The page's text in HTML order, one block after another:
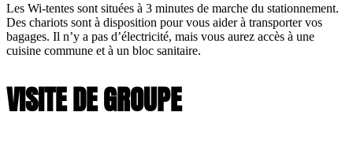
Les Wi-tentes sont situées à 3 minutes de marche du stationnement.
Des chariots sont à disposition pour vous aider à transporter vos
bagages. Il n’y a pas d’électricité, mais vous aurez accès à une
cuisine commune et à un bloc sanitaire.
VISITE DE GROUPE